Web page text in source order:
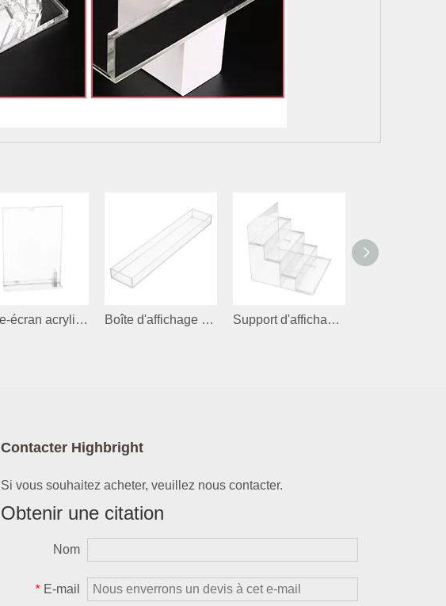
Porte-écran acrylique Boîte d'affichage en acrylique pour le maquillage Support d'affichage acrylique
Contacter Highbright
Si vous souhaitez acheter, veuillez nous contacter.
Obtenir une citation
Nom
* E-mail